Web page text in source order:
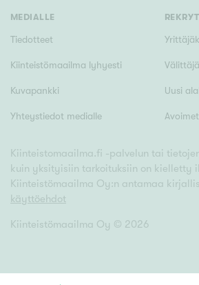
MEDIALLE
Tiedotteet
Kiinteistömaailma lyhyesti
Kuvapankki
Yhteystiedot medialle
Uusi
Kiinteistomaailma.fi -palvelun tai
kuin yksityisiin tarkoituksiin on kielletty
Kiinteistömaailma Oy:n antamaa
käyttöehdot
Kiinteistömaailma Oy © 2026